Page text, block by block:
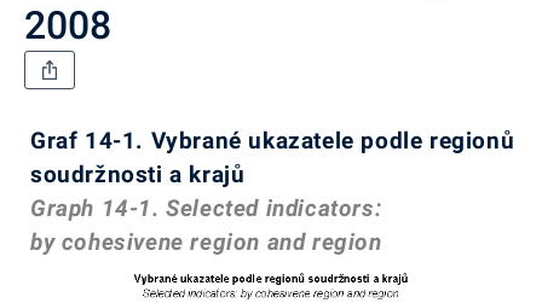
2008
Graf 14-1. Vybrané ukazatele podle regionů
soudržnosti a krajů
Graph 14-1. Selected indicators:
by cohesivene region and region